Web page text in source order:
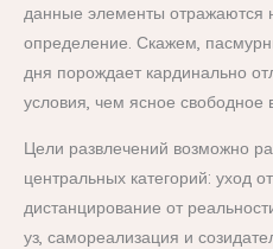
данные элементы отражаются
определение. Скажем,
дня порождает кардинально
условия, чем ясное свободное
Цели развлечений возможно
центральных категорий: уход
дистанцирование от
уз, самореализация и